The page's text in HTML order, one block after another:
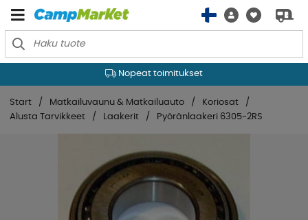
Nopeat toimitukset
Start Matkailuvaunu & Matkailuauto
Koriosat
Alusta Tarvikkeet
Laakerit Pyöränlaakeri 6305-2RS